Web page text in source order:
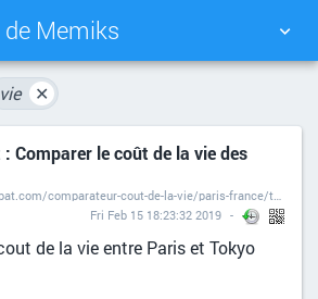
Memiks
SEARCH
vie ✕
Comparer le coût de la vie des
https://www.lecoutdelexpat.com/comparateur-cout-de-la-vie/paris-france/tokyo-japon
Fri Feb 15 18:23:32 2019
de la vie entre Paris et Tokyo